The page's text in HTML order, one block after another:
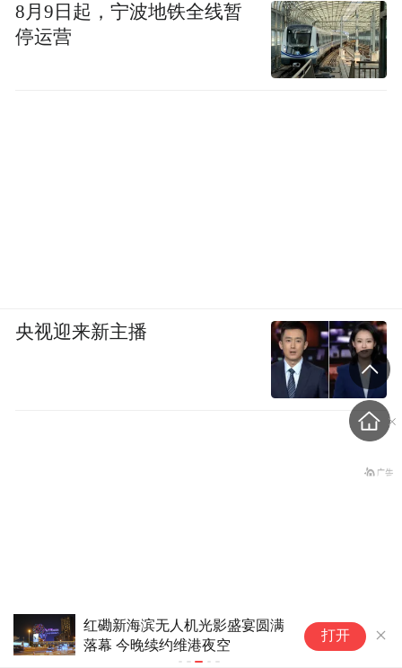
红磡新海滨无人机光影盛宴圆满
落幕 今晚续约维港夜空
日本成人女
灾区，却被
打开
8月9日起，宁波地铁全线暂
停运营
央视迎来新主播
老挝国会主席赛宋蓬逝世